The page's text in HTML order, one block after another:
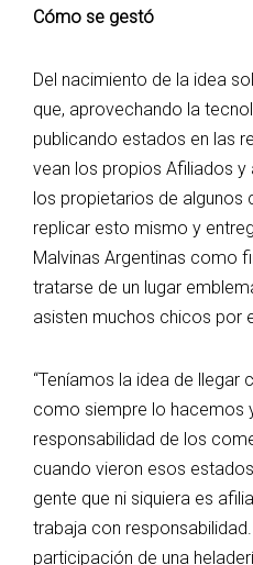
Cómo se gestó
Del nacimiento de la idea
que, aprovechando la
publicando estados en las
vean los propios Afiliados
los propietarios de algunos
replicar esto mismo y
Malvinas Argentinas como
tratarse de un lugar
asisten muchos chicos por
“Teníamos la idea de llegar
como siempre lo hacemos
responsabilidad de los
cuando vieron esos
gente que ni siquiera es
trabaja con
participación de una